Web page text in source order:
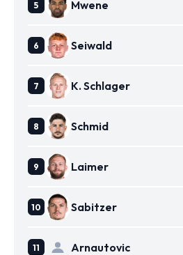
Mwene
Seiwald
K. Schlager
Schmid
Laimer
Sabitzer
Arnautovic